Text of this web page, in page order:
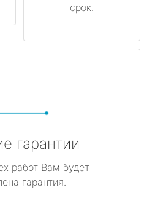
срок.
гарантии
работ Вам будет
гарантия.